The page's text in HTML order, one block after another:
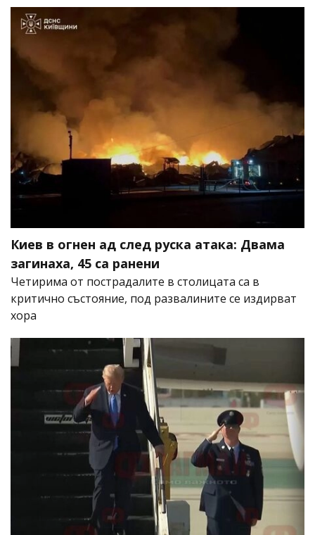
Киев в огнен ад след руска атака: Двама
загинаха, 45 са ранени
Четирима от пострадалите в столицата са в
критично състояние, под развалините се издирват
хора